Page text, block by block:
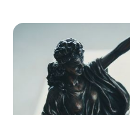
jeweiligen
Bundesarbeitsgericht
entschieden. Zwar ist
schon einige Zeit her,
Entscheidungen über
relevante Fragen